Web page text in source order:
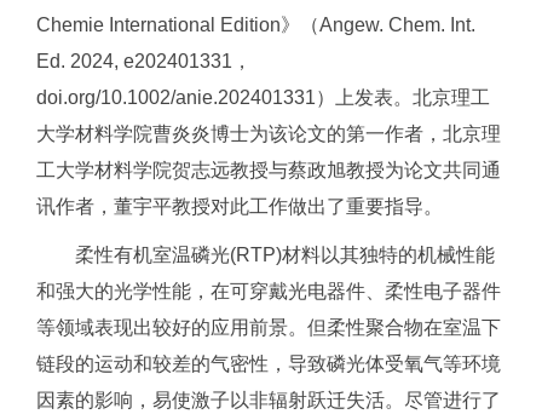
Chemie International Edition》（Angew. Chem. Int.
Ed. 2024, e202401331，
doi.org/10.1002/anie.202401331）上发表。北京理工
大学材料学院曹炎炎博士为该论文的第一作者，北京理
工大学材料学院贺志远教授与蔡政旭教授为论文共同通
讯作者，董宇平教授对此工作做出了重要指导。
柔性有机室温磷光(RTP)材料以其独特的机械性能
和强大的光学性能，在可穿戴光电器件、柔性电子器件
等领域表现出较好的应用前景。但柔性聚合物在室温下
链段的运动和较差的气密性，导致磷光体受氧气等环境
因素的影响，易使激子以非辐射跃迁失活。尽管进行了